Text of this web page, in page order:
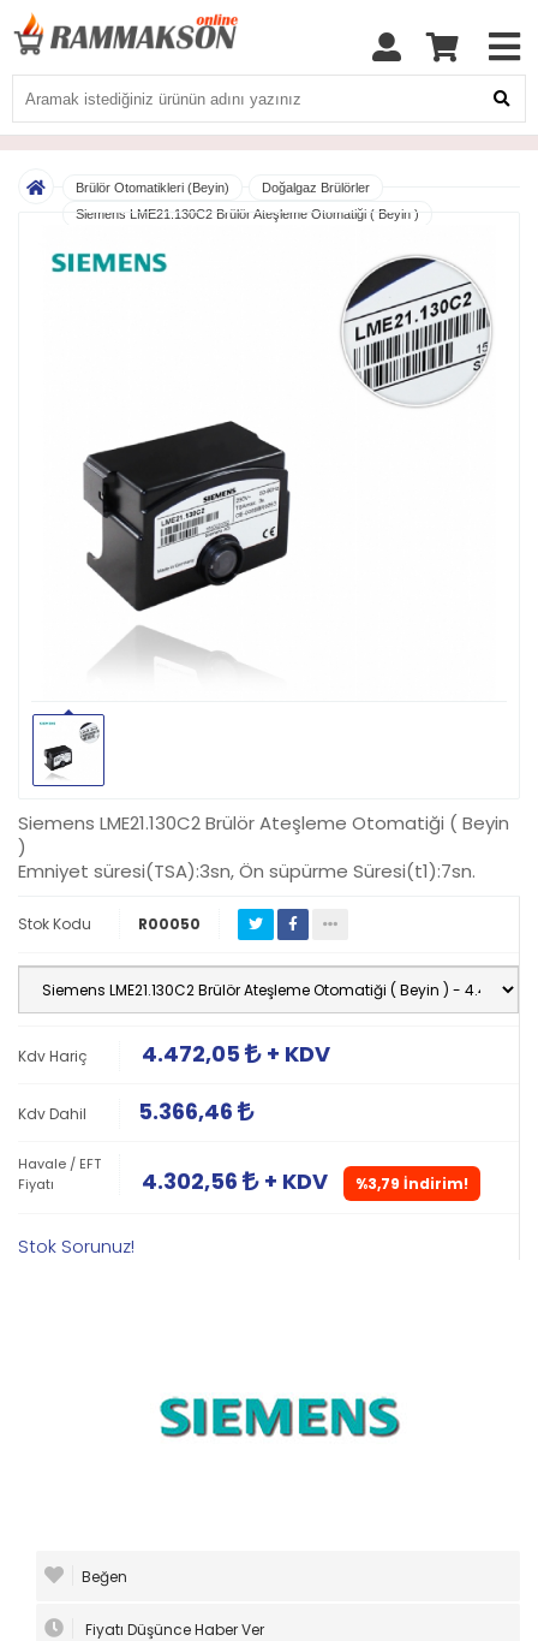
Brülör Otomatikleri (Beyin)
Doğalgaz Brülörler
Siemens LME21.130C2 Brülör Ateşleme Otomatiği ( Beyin )
Siemens LME21.130C2 Brülör Ateşleme Otomatiği ( Beyin
)
Emniyet süresi(TSA):3sn, Ön süpürme Süresi(t1):7sn.
Stok Kodu R00050
Kdv Hariç 4.472,05 + KDV
Kdv Dahil 5.366,46
Havale / EFT
Fiyatı
4.302,56 + KDV %3,79 İndirim!
Stok Sorunuz!
Beğen
Fiyatı Düşünce Haber Ver